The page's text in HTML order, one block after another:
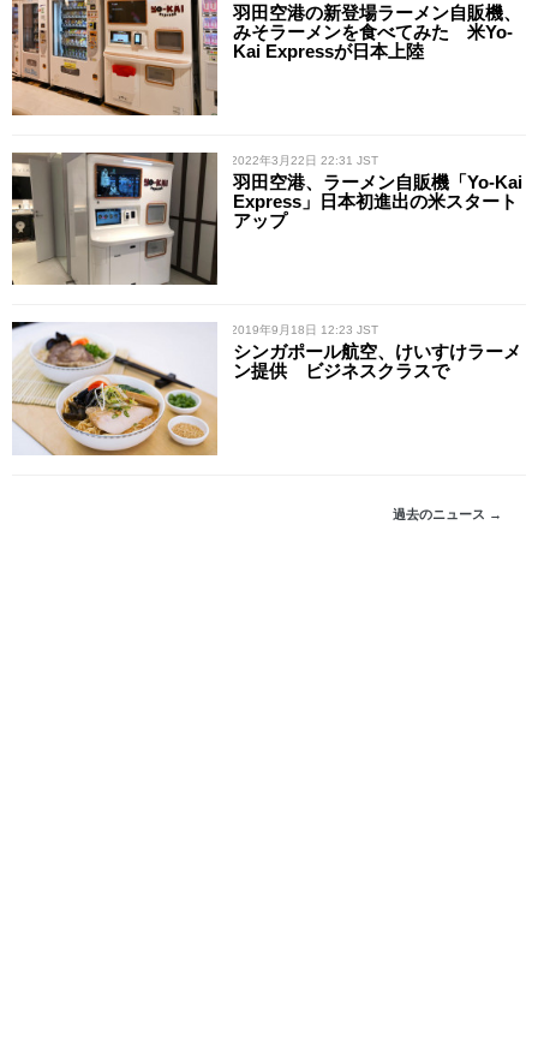
羽田空港の新登場ラーメン自販機、
みそラーメンを食べてみた 米Yo-
Kai Expressが日本上陸
/ 2022年3月22日 22:31 JST
羽田空港、ラーメン自販機「Yo-Kai
Express」日本初進出の米スタート
アップ
/ 2019年9月18日 12:23 JST
シンガポール航空、けいすけラーメ
ン提供 ビジネスクラスで
過去のニュース →